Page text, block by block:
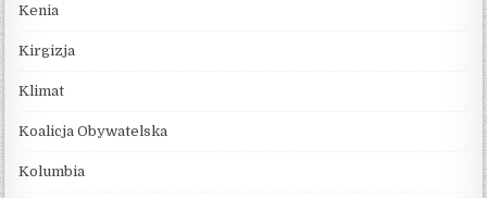
Kenia
Kirgizja
Klimat
Koalicja Obywatelska
Kolumbia